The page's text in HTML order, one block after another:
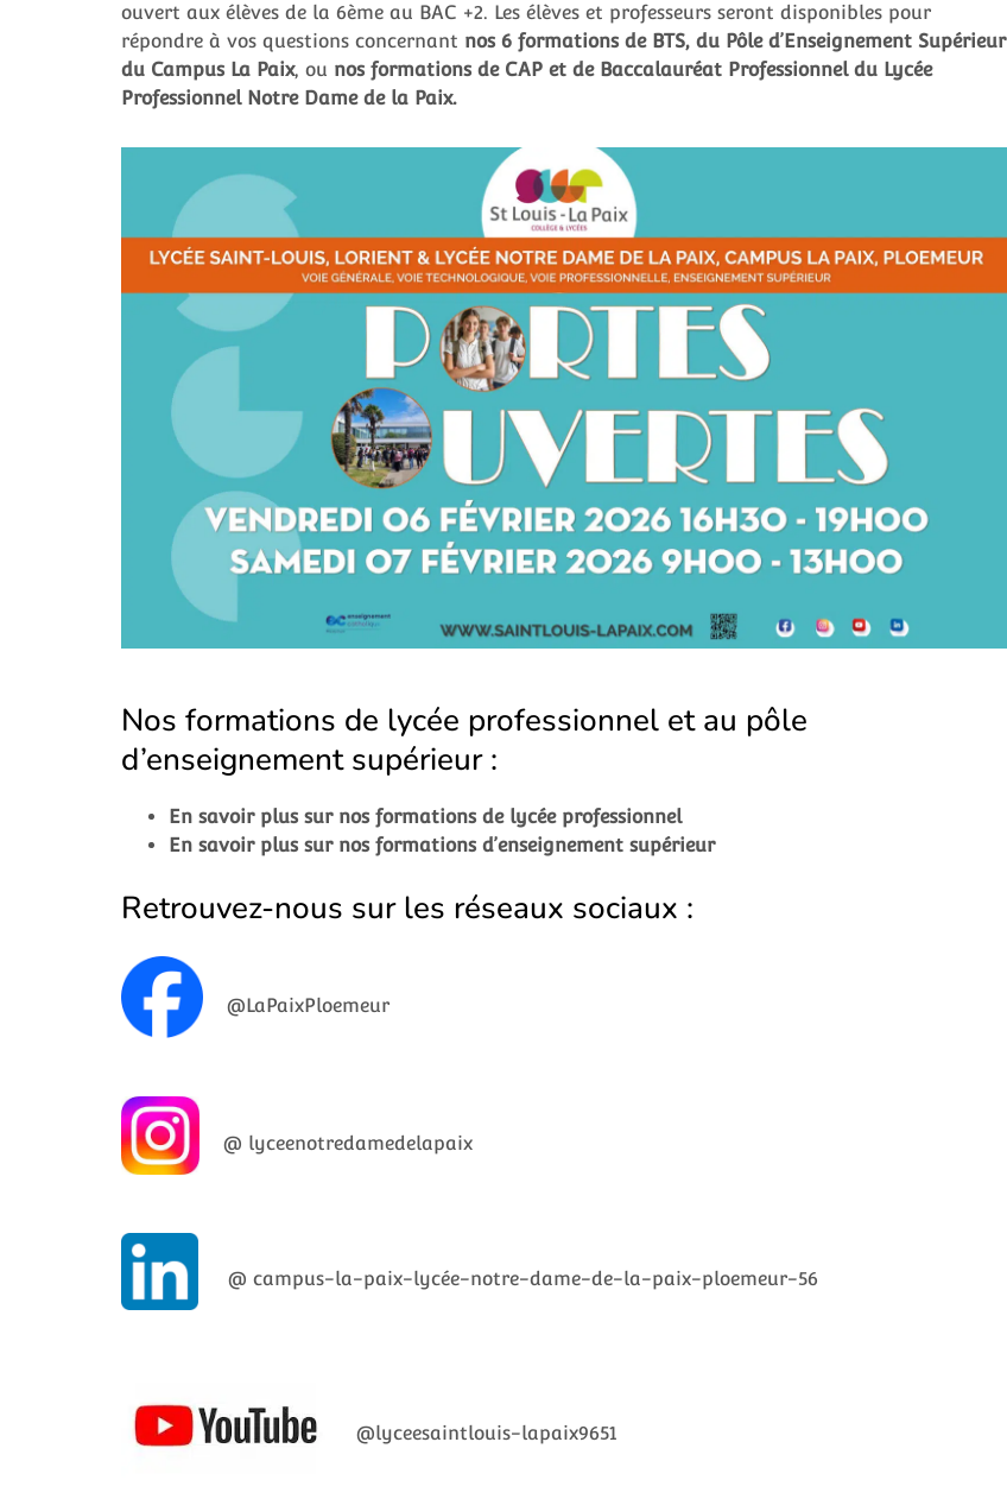
ouvert aux élèves de la 6ème au BAC +2. Les élèves et professeurs seront disponibles pour
répondre à vos questions concernant nos 6 formations de BTS, du Pôle d’Enseignement Supérieur
du Campus La Paix, ou nos formations de CAP et de Baccalauréat Professionnel du Lycée
Professionnel Notre Dame de la Paix.
Nos formations de lycée professionnel et au pôle
d’enseignement supérieur :
En savoir plus sur nos formations de lycée professionnel
En savoir plus sur nos formations d’enseignement supérieur
Retrouvez-nous sur les réseaux sociaux :
@LaPaixPloemeur
@ lyceenotredamedelapaix
@ campus-la-paix-lycée-notre-dame-de-la-paix-ploemeur-56
@lyceesaintlouis-lapaix9651